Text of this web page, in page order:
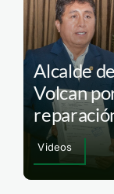
Alcalde
Volcan
Videos